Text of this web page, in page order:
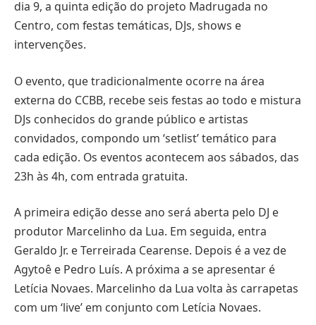
dia 9, a quinta edição do projeto Madrugada no
Centro, com festas temáticas, DJs, shows e
intervenções.
O evento, que tradicionalmente ocorre na área
externa do CCBB, recebe seis festas ao todo e mistura
DJs conhecidos do grande público e artistas
convidados, compondo um ‘setlist’ temático para
cada edição. Os eventos acontecem aos sábados, das
23h às 4h, com entrada gratuita.
A primeira edição desse ano será aberta pelo DJ e
produtor Marcelinho da Lua. Em seguida, entra
Geraldo Jr. e Terreirada Cearense. Depois é a vez de
Agytoê e Pedro Luís. A próxima a se apresentar é
Letícia Novaes. Marcelinho da Lua volta às carrapetas
com um ‘live’ em conjunto com Letícia Novaes.